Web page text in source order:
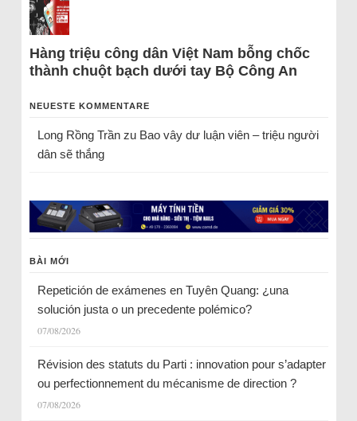
Hàng triệu công dân Việt Nam bỗng chốc
thành chuột bạch dưới tay Bộ Công An
NEUESTE KOMMENTARE
Long Rồng Trầnzu Bao vây dư luận viên – triệu người
dân sẽ thắng
BÀI MỚI
Repetición de exámenes en Tuyên Quang: ¿una
solución justa o un precedente polémico?
07/08/2026
Révision des statuts du Parti : innovation pour s’adapter
ou perfectionnement du mécanisme de direction ?
07/08/2026